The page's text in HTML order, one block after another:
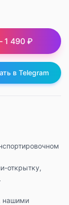
1 490 ₽
в Telegram
открытку,
нашими